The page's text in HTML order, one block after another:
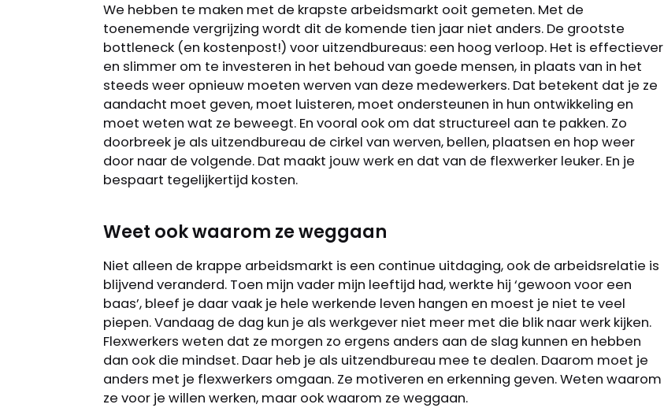
We hebben te maken met de krapste arbeidsmarkt ooit gemeten. Met de
toenemende vergrijzing wordt dit de komende tien jaar niet anders. De grootste
bottleneck (en kostenpost!) voor uitzendbureaus: een hoog verloop. Het is effectiever
en slimmer om te investeren in het behoud van goede mensen, in plaats van in het
steeds weer opnieuw moeten werven van deze medewerkers. Dat betekent dat je ze
aandacht moet geven, moet luisteren, moet ondersteunen in hun ontwikkeling en
moet weten wat ze beweegt. En vooral ook om dat structureel aan te pakken. Zo
doorbreek je als uitzendbureau de cirkel van werven, bellen, plaatsen en hop weer
door naar de volgende. Dat maakt jouw werk en dat van de flexwerker leuker. En je
bespaart tegelijkertijd kosten.
Weet ook waarom ze weggaan
Niet alleen de krappe arbeidsmarkt is een continue uitdaging, ook de arbeidsrelatie is
blijvend veranderd. Toen mijn vader mijn leeftijd had, werkte hij ‘gewoon voor een
baas’, bleef je daar vaak je hele werkende leven hangen en moest je niet te veel
piepen. Vandaag de dag kun je als werkgever niet meer met die blik naar werk kijken.
Flexwerkers weten dat ze morgen zo ergens anders aan de slag kunnen en hebben
dan ook die mindset. Daar heb je als uitzendbureau mee te dealen. Daarom moet je
anders met je flexwerkers omgaan. Ze motiveren en erkenning geven. Weten waarom
ze voor je willen werken, maar ook waarom ze weggaan.